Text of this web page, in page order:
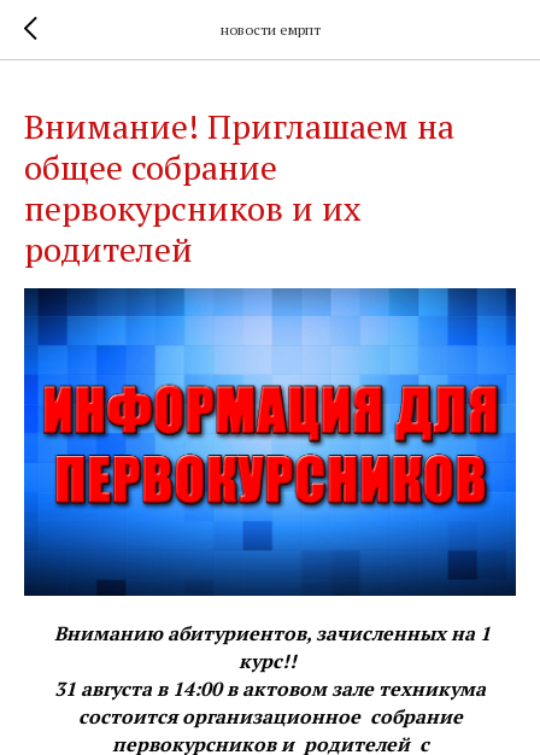
новости емрпт
Внимание! Приглашаем на
общее собрание
первокурсников и их
родителей
Вниманию абитуриентов, зачисленных на 1
курс!!
31 августа в 14:00 в актовом зале техникума
состоится организационное собрание
первокурсников и родителей с